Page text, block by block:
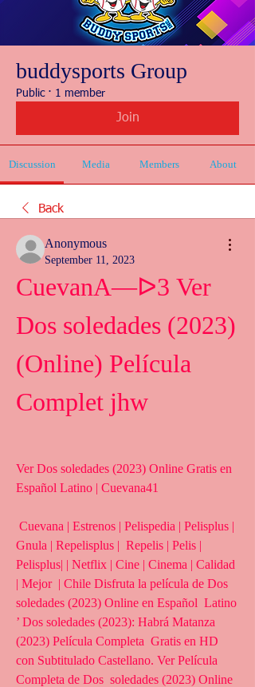
buddysports Group
Public · 1 member
Join
Discussion Media Members About
Back
Anonymous
September 11, 2023
CuevanA—ᐅ3 Ver
Dos soledades (2023)
(Online) Película
Complet jhw
Ver Dos soledades (2023) Online Gratis en
Español Latino | Cuevana41
Gnula | Repelisplus |  Repelis | Pelis |
Pelisplus| | Netflix | Cine | Cinema | Calidad
| Mejor  | Chile Disfruta la película de Dos
soledades (2023) Online en Español  Latino
’ Dos soledades (2023): Habrá Matanza
(2023) Película Completa  Gratis en HD
con Subtitulado Castellano. Ver Película
Completa de Dos  soledades (2023) Online